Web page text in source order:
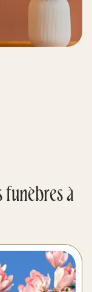
funèbres à